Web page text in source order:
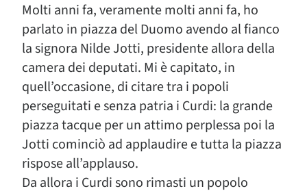
Molti anni fa, veramente molti anni fa, ho
parlato in piazza del Duomo avendo al fianco
la signora Nilde Jotti, presidente allora della
camera dei deputati. Mi è capitato, in
quell’occasione, di citare tra i popoli
perseguitati e senza patria i Curdi: la grande
piazza tacque per un attimo perplessa poi la
Jotti cominciò ad applaudire e tutta la piazza
rispose all’applauso.
Da allora i Curdi sono rimasti un popolo